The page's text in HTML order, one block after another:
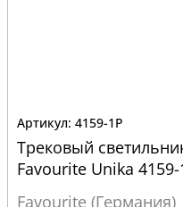
4159-1P
Трековый
Favourite Unika 4159-
Favourite (Германия)